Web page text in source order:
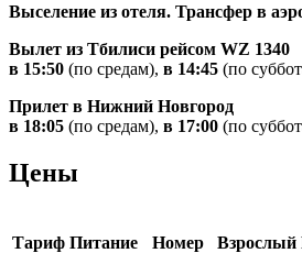
Выселение из отеля. Трансфер в
Вылет из Тбилиси рейсом WZ 1340
в 15:50 (по средам), в 14:45 (по
Прилет в Нижний Новгород
в 18:05 (по средам), в 17:00 (по
Цены
Тариф Питание Номер Взрослый